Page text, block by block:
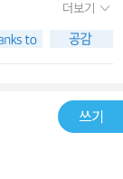
더보기
쓰기